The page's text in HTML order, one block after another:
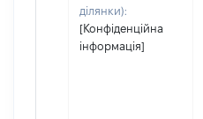
ділянки):
[Конфіденційна
інформація]